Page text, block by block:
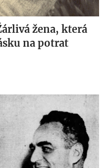
žena, která
na potrat